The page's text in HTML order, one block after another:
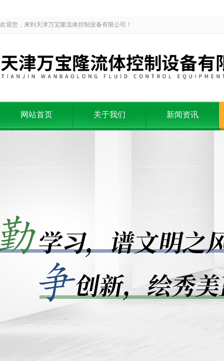
欢迎您，来到天津万宝隆流体控制设备有限公司！
网站首页 关于我们 新闻资讯